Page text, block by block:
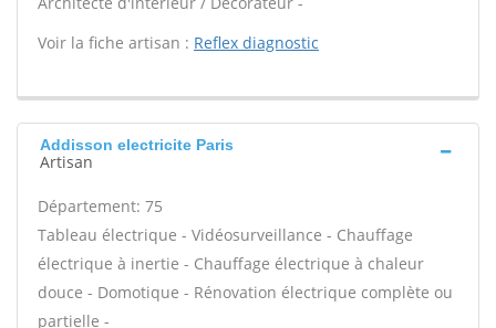
Voir la fiche artisan : Reflex diagnostic
Addisson electricite Paris
Artisan
Département: 75
Tableau électrique - Vidéosurveillance - Chauffage
électrique à inertie - Chauffage électrique à chaleur
douce - Domotique - Rénovation électrique complète ou
partielle -